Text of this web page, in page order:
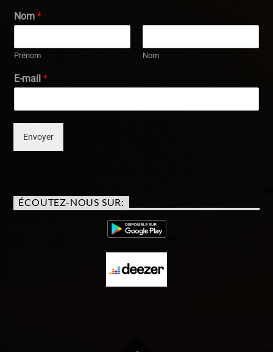
Nom*
Prénom Nom
E-mail*
Envoyer
ÉCOUTEZ-NOUS SUR: